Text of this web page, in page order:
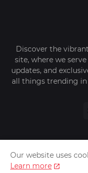
Discover the
site, where we
updates, and
all things trending
Home About
Our website uses
Learn more